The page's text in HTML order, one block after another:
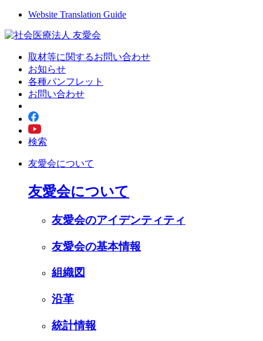
Website Translation Guide
取材等に関するお問い合わせ
お知らせ
各種パンフレット
お問い合わせ
検索
友愛会について
友愛会について
友愛会のアイデンティティ
友愛会の基本情報
組織図
沿革
統計情報